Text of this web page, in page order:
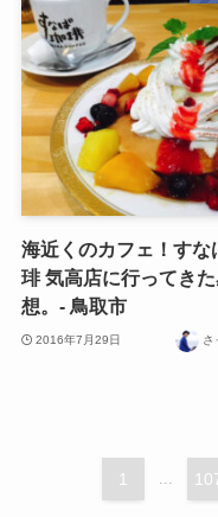
海近くのカフェ！すな
琲 気高店に行ってき
想。- 鳥取市
2016年7月29日 さ
1 ...